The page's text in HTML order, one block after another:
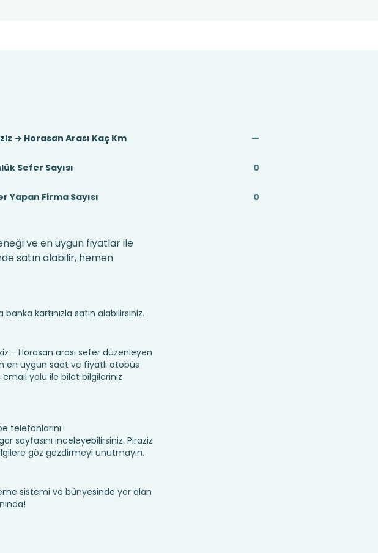
→ Horasan Arası Kaç Km —
Sefer Sayısı 0
Yapan Firma Sayısı 0
ve en uygun fiyatlar ile
satın alabilir, hemen
kartınızla satın alabilirsiniz.
- Horasan arası sefer düzenleyen
en uygun saat ve fiyatlı otobüs
email yolu ile bilet bilgileriniz
telefonlarını
sayfasını inceleyebilirsiniz. Piraziz
göz gezdirmeyi unutmayın.
sistemi ve bünyesinde yer alan